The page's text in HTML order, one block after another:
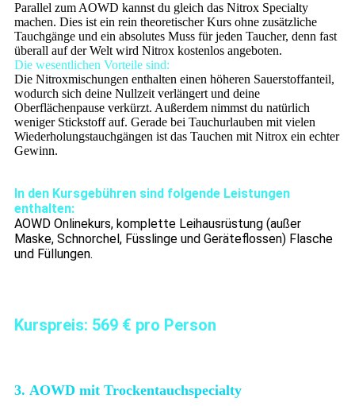
Parallel zum AOWD kannst du gleich das Nitrox Specialty
machen. Dies ist ein rein theoretischer Kurs ohne zusätzliche
Tauchgänge und ein absolutes Muss für jeden Taucher, denn fast
überall auf der Welt wird Nitrox kostenlos angeboten.
Die wesentlichen Vorteile sind:
Die Nitroxmischungen enthalten einen höheren Sauerstoffanteil,
wodurch sich deine Nullzeit verlängert und deine
Oberflächenpause verkürzt. Außerdem nimmst du natürlich
weniger Stickstoff auf. Gerade bei Tauchurlauben mit vielen
Wiederholungstauchgängen ist das Tauchen mit Nitrox ein echter
Gewinn.
In den Kursgebühren sind folgende Leistungen
enthalten:
AOWD Onlinekurs, komplette Leihausrüstung (außer
Maske, Schnorchel, Füsslinge und Geräteflossen) Flasche
und Füllungen.
Kurspreis: 569 € pro Person
3. AOWD mit Trockentauchspecialty